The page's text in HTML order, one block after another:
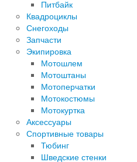
Питбайк
Квадроциклы
Снегоходы
Запчасти
Экипировка
Мотошлем
Мотоштаны
Мотоперчатки
Мотокостюмы
Мотокуртка
Аксессуары
Спортивные товары
Тюбинг
Шведские стенки